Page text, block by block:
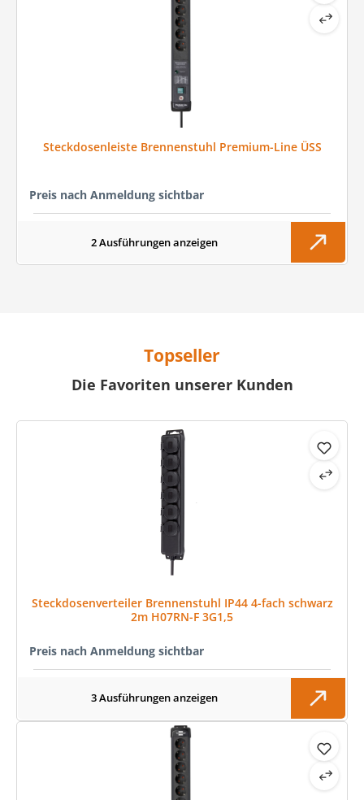
Steckdosenleiste Brennenstuhl Premium-Line ÜSS
Preis nach Anmeldung sichtbar
2 Ausführungen anzeigen
Topseller
Die Favoriten unserer Kunden
Produktgalerie überspringen
Steckdosenverteiler Brennenstuhl IP44 4-fach schwarz
2m H07RN-F 3G1,5
Preis nach Anmeldung sichtbar
3 Ausführungen anzeigen